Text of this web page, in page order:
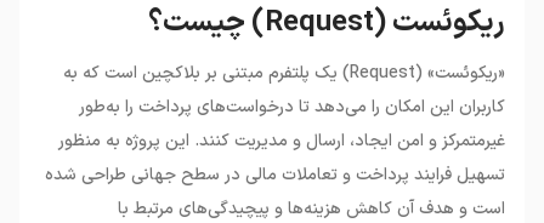
ریکوئست (Request) چیست؟
«ریکوئست» (Request) یک پلتفرم مبتنی بر بلاکچین است که به
کاربران این امکان را می‌دهد تا درخواست‌های پرداخت را به‌طور
غیرمتمرکز و امن ایجاد، ارسال و مدیریت کنند. این پروژه به منظور
تسهیل فرایند پرداخت و تعاملات مالی در سطح جهانی طراحی شده
است و هدف آن کاهش هزینه‌ها و پیچیدگی‌های مرتبط با